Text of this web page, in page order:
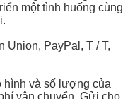
một tình huống cùng
Union, PayPal, T / T,
hình và số lượng của
vận chuyển. Gửi cho